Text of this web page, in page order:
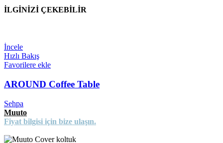
İLGİNİZİ ÇEKEBİLİR
İncele
Hızlı Bakış
Favorilere ekle
AROUND Coffee Table
Sehpa
Muuto
Fiyat bilgisi için bize ulaşın.